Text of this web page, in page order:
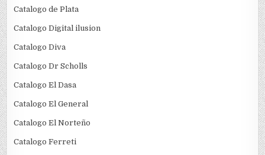
Catalogo de Plata
Catalogo Digital ilusion
Catalogo Diva
Catalogo Dr Scholls
Catalogo El Dasa
Catalogo El General
Catalogo El Norteño
Catalogo Ferreti